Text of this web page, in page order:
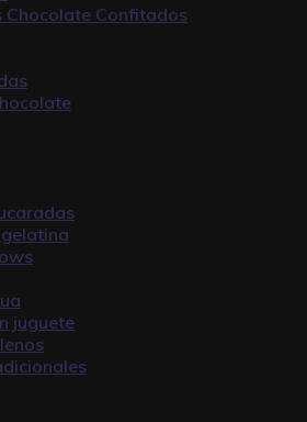
Chocolate Confitados
juguete